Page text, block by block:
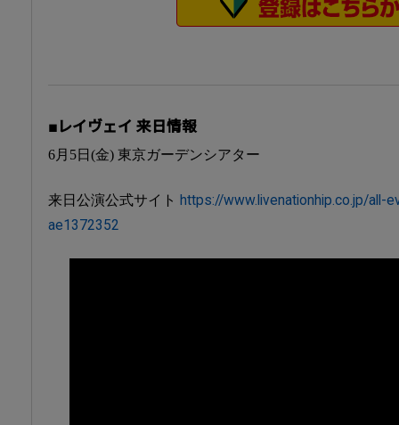
■レイヴェイ 来日情報
6月5日(金) 東京ガーデンシアター
来日公演公式サイト https://www.livenationhip.co.jp/all-
ae1372352